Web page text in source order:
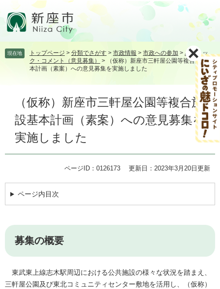
頭飛 現在地 トップページ > 分類でさがす > 市政情報 > 市政への参加 > パブリッ
ク・コメント（意見募集）
>
（仮称）新座市三軒屋公園等複合施設基
本計画（素案）への意見募集を実施しました
（仮称）新座市三軒屋公園等複合施
設基本計画（素案）への意見募集を
実施しました
ページID：0126173 更新日：2023年3月20日更新
ページ内目次
募集の概要
東武東上線志木駅周辺における公共施設の様々な状況を踏まえ、
三軒屋公園及び東北コミュニティセンター敷地を活用し、（仮称）